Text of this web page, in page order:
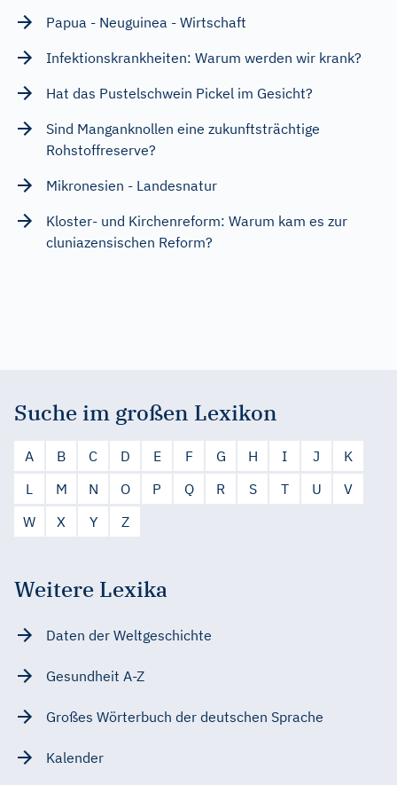
Papua - Neuguinea - Wirtschaft
Infektionskrankheiten: Warum werden wir krank?
Hat das Pustelschwein Pickel im Gesicht?
Sind Manganknollen eine zukunftsträchtige
Rohstoffreserve?
Mikronesien - Landesnatur
Kloster- und Kirchenreform: Warum kam es zur
cluniazensischen Reform?
Suche im großen Lexikon
A B C D E F G H I J
K
L
M N O P Q R S T U
V
W
X Y Z
Weitere Lexika
Daten der Weltgeschichte
Gesundheit A-Z
Großes Wörterbuch der deutschen Sprache
Kalender